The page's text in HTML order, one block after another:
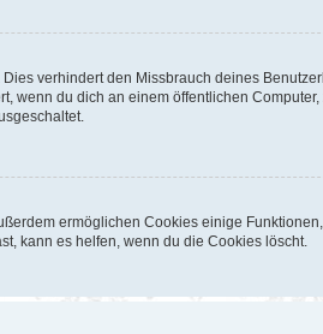
verhindert den Missbrauch deines
wenn du dich an einem öffentlichen
ermöglichen Cookies einige
kann es helfen, wenn du die Cookies löscht.